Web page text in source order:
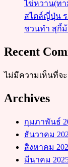
ไข่หวาน(ท
สไตล์ญี่ปุ่น
ชวนทำ สุกี้ม้
Recent
ไม่มีความเห็นที่จ
Archives
กุมภาพันธ์
ธันวาคม
สิงหาคม
มีนาคม